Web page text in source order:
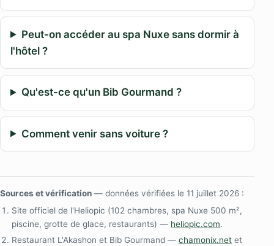
Peut-on accéder au spa Nuxe sans dormir à
l'hôtel ?
Qu'est-ce qu'un Bib Gourmand ?
Comment venir sans voiture ?
Sources et vérification — données vérifiées le 11 juillet 2026 :
Site officiel de l'Heliopic (102 chambres, spa Nuxe 500 m²,
piscine, grotte de glace, restaurants) — heliopic.com.
Restaurant L'Akashon et Bib Gourmand —chamonix.net et